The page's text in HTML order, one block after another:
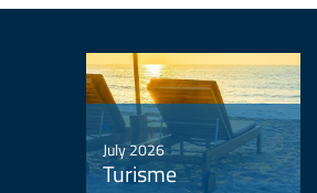
<
July 2026
Turisme